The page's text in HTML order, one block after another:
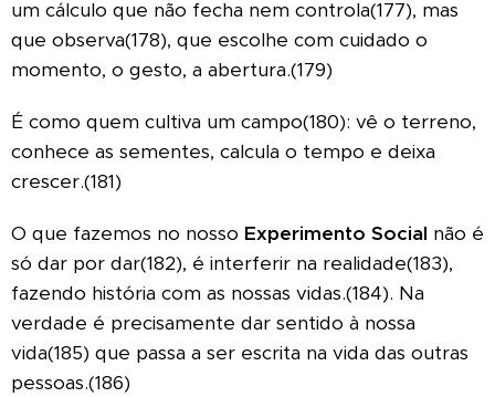
um cálculo que não fecha nem controla(177), mas
que observa(178), que escolhe com cuidado o
momento, o gesto, a abertura.(179)
É como quem cultiva um campo(180): vê o terreno,
conhece as sementes, calcula o tempo e deixa
crescer.(181)
O que fazemos no nosso Experimento Social não é
só dar por dar(182), é interferir na realidade(183),
fazendo história com as nossas vidas.(184). Na
verdade é precisamente dar sentido à nossa
vida(185) que passa a ser escrita na vida das outras
pessoas.(186)